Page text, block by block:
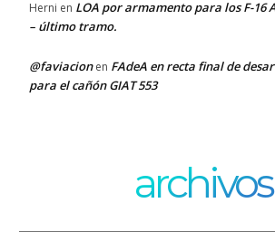
Herni en LOA por armamento para los F-16
– último tramo.
@faviacionen FAdeA en recta final de
para el cañón GIAT 553
archivos
Archivos